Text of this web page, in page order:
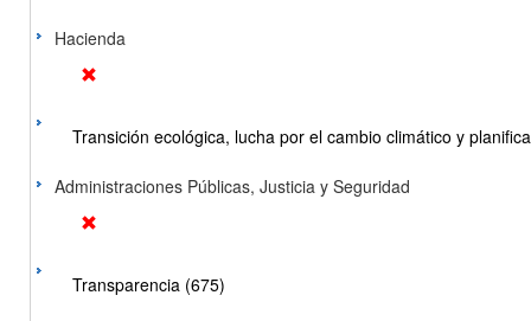
Hacienda
Transición ecológica, lucha por el cambio climático y
Administraciones Públicas, Justicia y Seguridad
Transparencia (675)